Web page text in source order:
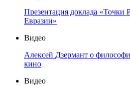
Презентация доклада «Точки
Евразии»
Видео
Алексей Дзермант о
кино
Видео